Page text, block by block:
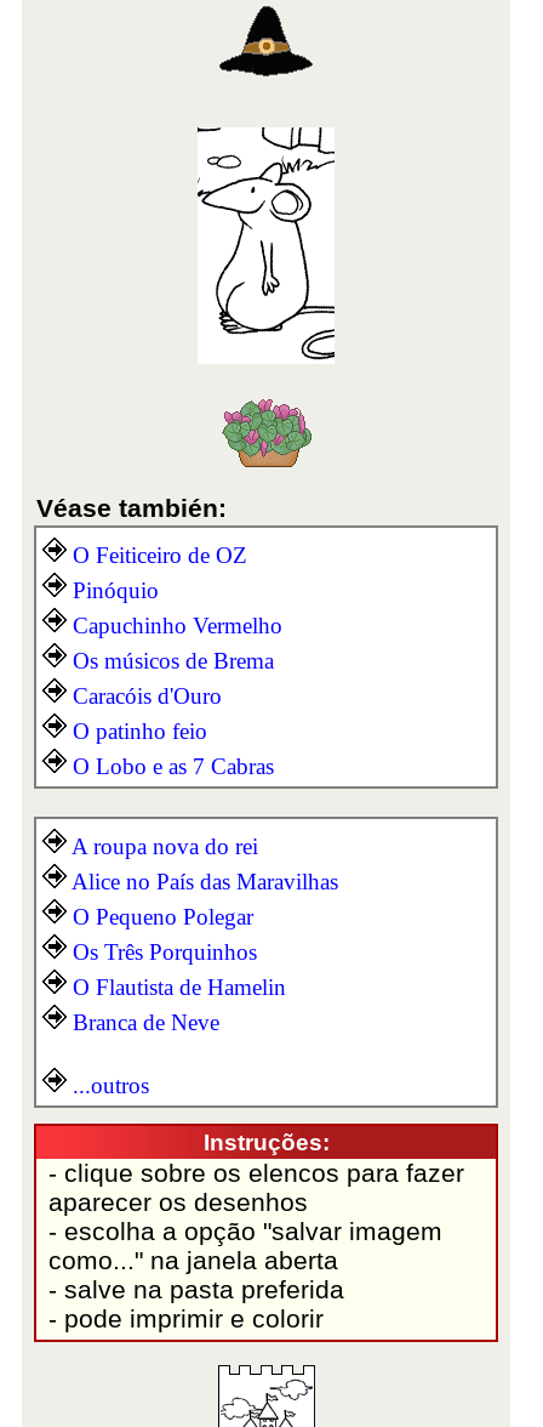
Véase también:
O Feiticeiro de OZ
Pinóquio
Capuchinho Vermelho
Os músicos de Brema
Caracóis d'Ouro
O patinho feio
O Lobo e as 7 Cabras
A roupa nova do rei
Alice no País das Maravilhas
O Pequeno Polegar
Os Três Porquinhos
O Flautista de Hamelin
Branca de Neve
...outros
Instruções:
- clique sobre os elencos para fazer
aparecer os desenhos
- escolha a opção "salvar imagem
como..." na janela aberta
- salve na pasta preferida
- pode imprimir e colorir